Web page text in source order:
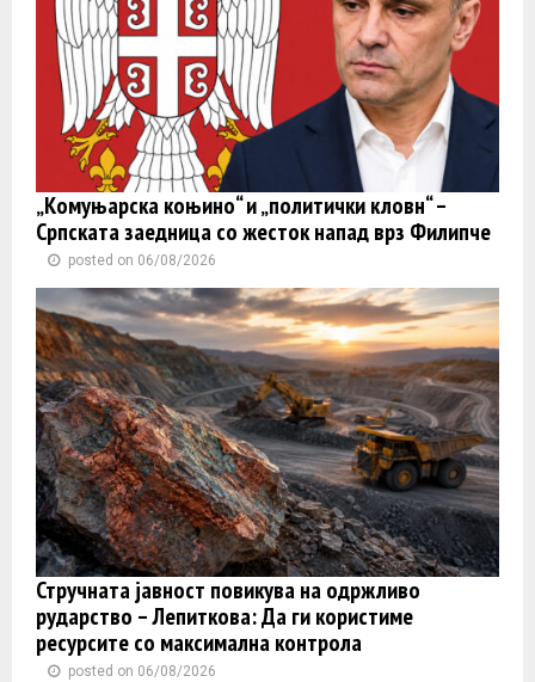
„Комуњарска коњино“ и „политички кловн“ –
Српската заедница со жесток напад врз Филипче
posted on 06/08/2026
Стручната јавност повикува на одржливо
рударство – Лепиткова: Да ги користиме
ресурсите со максимална контрола
posted on 06/08/2026